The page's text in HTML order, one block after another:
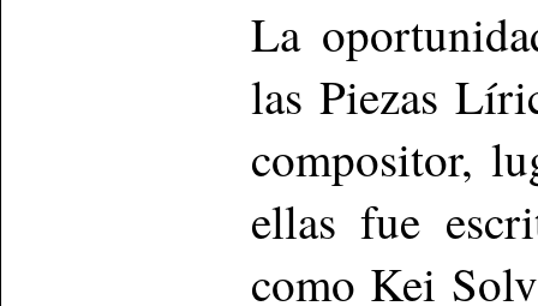
La
las Piezas
compositor,
ellas fue
como Kei